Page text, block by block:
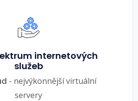
internetových
služeb
- nejvýkonnější virtuální
servery